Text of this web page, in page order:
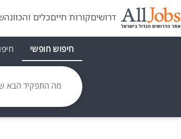
דרושיםקורות חייםכלים והכוונה
חיפוש חופשי
מה התפקיד הבא